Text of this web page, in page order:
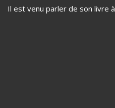
Il est venu parler de son livre à